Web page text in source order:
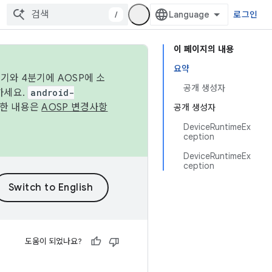
/ 로그인
이 페이지의 내용
요약
공개 생성자
공개 생성자
DeviceRuntimeEx
ception
DeviceRuntimeEx
ception
와 4분기에 AOSP에 소
세요. android-
내용은AOSP 변경사항
도움이 되었나요?